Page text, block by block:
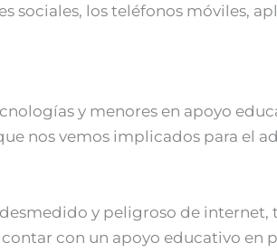
los teléfonos móviles,
y menores en apoyo
nos vemos implicados para el
y peligroso de internet,
con un apoyo educativo en